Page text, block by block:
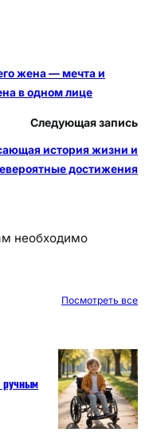
жена — мечта и
в одном лице
Следующая запись
история жизни и
достижения
необходимо
Посмотреть все
ручным